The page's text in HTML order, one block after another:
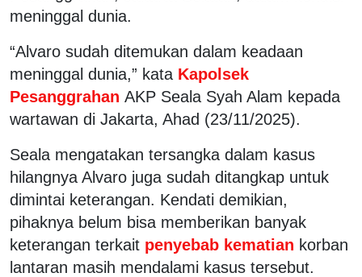
meninggal dunia.
“Alvaro sudah ditemukan dalam keadaan
meninggal dunia,” kata Kapolsek
Pesanggrahan AKP Seala Syah Alam kepada
wartawan di Jakarta, Ahad (23/11/2025).
Seala mengatakan tersangka dalam kasus
hilangnya Alvaro juga sudah ditangkap untuk
dimintai keterangan. Kendati demikian,
pihaknya belum bisa memberikan banyak
keterangan terkait penyebab kematian korban
lantaran masih mendalami kasus tersebut.